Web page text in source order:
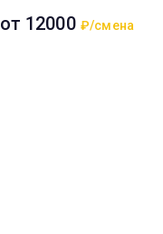
от 12000 ₽/смена